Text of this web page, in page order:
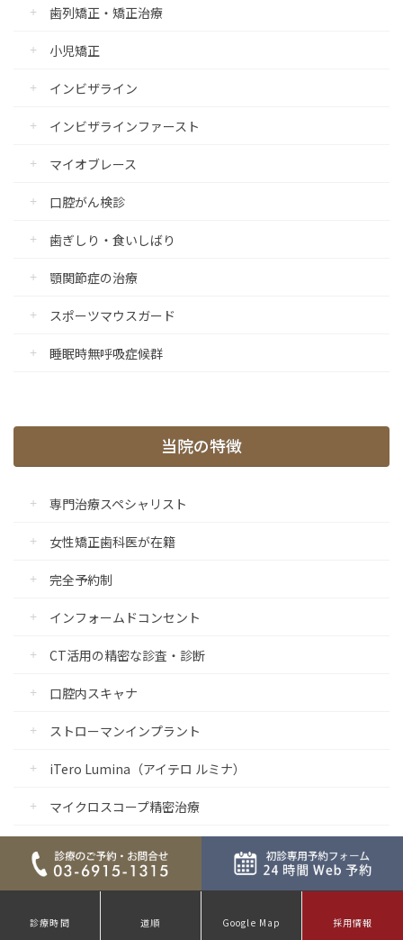
歯列矯正・矯正治療
小児矯正
インビザライン
インビザラインファースト
マイオブレース
口腔がん検診
歯ぎしり・食いしばり
顎関節症の治療
スポーツマウスガード
睡眠時無呼吸症候群
当院の特徴
専門治療スペシャリスト
女性矯正歯科医が在籍
完全予約制
インフォームドコンセント
CT活用の精密な診査・診断
口腔内スキャナ
ストローマンインプラント
iTero Lumina（アイテロ ルミナ）
マイクロスコープ精密治療
痛みに配慮した治療
流行感染症対策の強化
診療時間 道順 Google Map 採用情報